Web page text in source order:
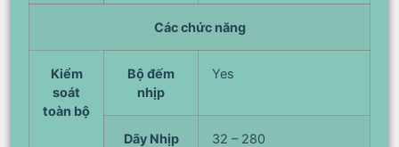
Các chức năng
Kiểm
soát
toàn bộ
Bộ đếm
nhịp
Yes
Dãy Nhịp
32 – 280